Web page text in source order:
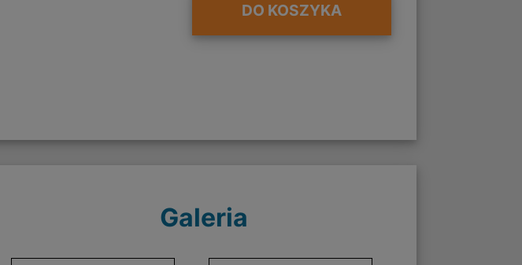
DO KOSZYKA
Galeria